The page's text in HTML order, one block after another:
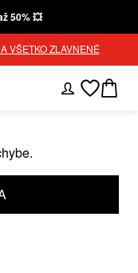
50% 💥
VŠETKO ZLAVNENÉ